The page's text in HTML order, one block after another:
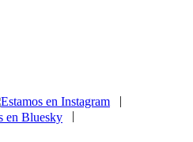
|
|